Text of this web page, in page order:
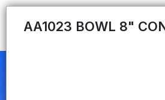
AA1023 BOWL 8"